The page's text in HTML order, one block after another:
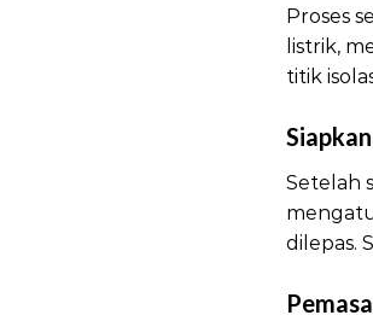
Proses
listrik,
titik
Setelah
dilepas.